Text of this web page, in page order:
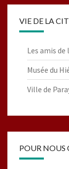
VIE DE LA
Les amis
Musée du
Ville de
POUR NOUS